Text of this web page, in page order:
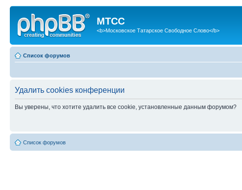
МТСС
<b>Московское Татарское Свободное Слово</b>
Список форумов
Удалить cookies конференции
Вы уверены, что хотите удалить все cookie, установленные данным форумом?
Список форумов